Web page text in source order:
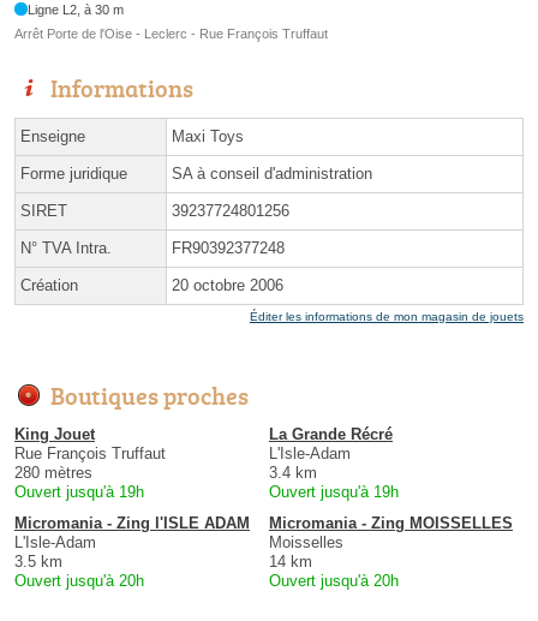
Ligne L2, à 30 m
Arrêt Porte de l'Oise - Leclerc - Rue François Truffaut
Informations
Enseigne Maxi Toys
Forme juridique SA à conseil d'administration
SIRET 39237724801256
N° TVA Intra. FR90392377248
Création 20 octobre 2006
Éditer les informations de mon magasin de jouets
Boutiques proches
King Jouet
Rue François Truffaut
280 mètres
Ouvert jusqu'à 19h
La Grande Récré
L'Isle-Adam
3.4 km
Ouvert jusqu'à 19h
Micromania - Zing l'ISLE ADAM
L'Isle-Adam
3.5 km
Ouvert jusqu'à 20h
Micromania - Zing MOISSELLES
Moisselles
14 km
Ouvert jusqu'à 20h